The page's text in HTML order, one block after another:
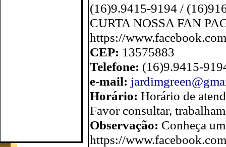
(16)9.9415-9194 /
CURTA NOSSA FAN
https://
CEP: 13575883
Telefone: (16)9.9415-
e-mail:
Horário: Horário de
Favor consultar,
Observação: Conheça
https://